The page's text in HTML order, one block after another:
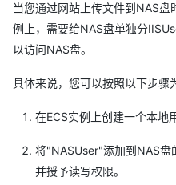
当您通过网站上传文件到NAS盘
例上，需要给NAS盘单独分
以访问NAS盘。
具体来说，您可以按照以下步骤
在ECS实例上创建一个本地
将"NASUser"添加到NAS盘
并授予读写权限。